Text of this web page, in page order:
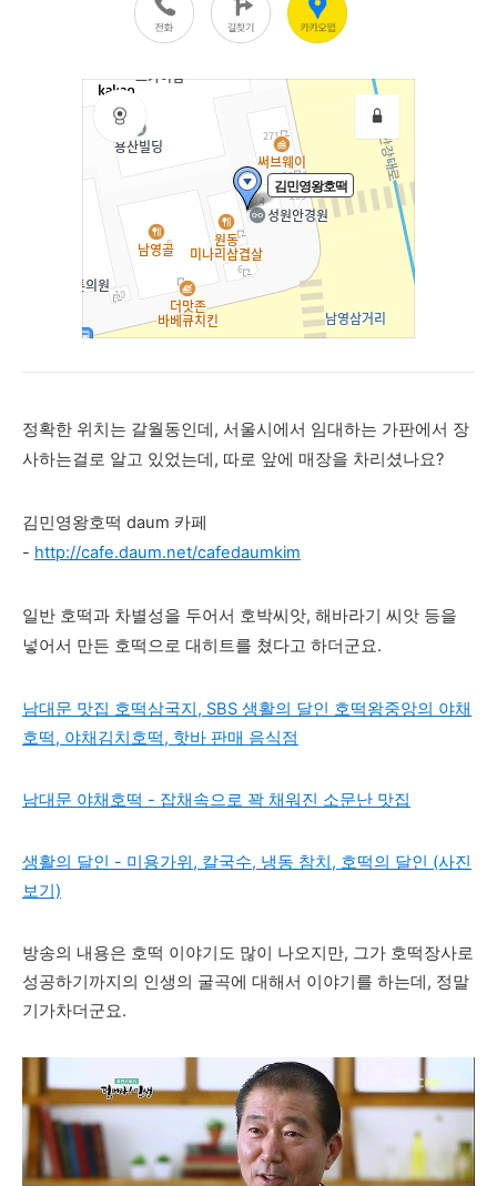
정확한 위치는 갈월동인데, 서울시에서 임대하는 가판에서 장
사하는걸로 알고 있었는데, 따로 앞에 매장을 차리셨나요?
김민영왕호떡 daum 카페
- http://cafe.daum.net/cafedaumkim
일반 호떡과 차별성을 두어서 호박씨앗, 해바라기 씨앗 등을
넣어서 만든 호떡으로 대히트를 쳤다고 하더군요.
남대문 맛집 호떡삼국지, SBS 생활의 달인 호떡왕중앙의 야채
호떡, 야채김치호떡, 핫바 판매 음식점
남대문 야채호떡 - 잡채속으로 꽉 채워진 소문난 맛집
생활의 달인 - 미용가위, 칼국수, 냉동 참치, 호떡의 달인 (사진
보기)
방송의 내용은 호떡 이야기도 많이 나오지만, 그가 호떡장사로
성공하기까지의 인생의 굴곡에 대해서 이야기를 하는데, 정말
기가차더군요.